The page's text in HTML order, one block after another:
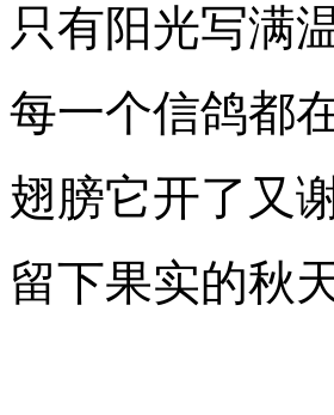
只有阳光写满
每一个信鸽都
翅膀它开了又
留下果实的秋天